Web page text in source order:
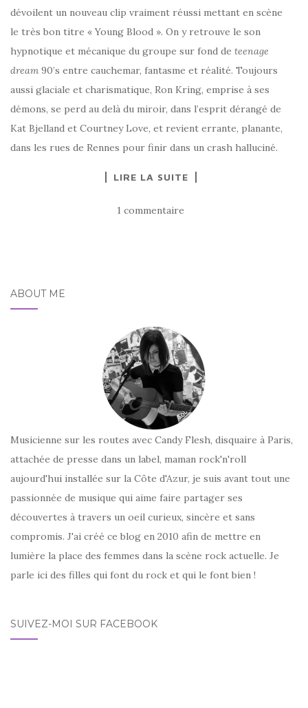
dévoilent un nouveau clip vraiment réussi mettant en scène
le très bon titre « Young Blood ». On y retrouve le son
hypnotique et mécanique du groupe sur fond de teenage
dream 90’s entre cauchemar, fantasme et réalité. Toujours
aussi glaciale et charismatique, Ron Kring, emprise à ses
démons, se perd au delà du miroir, dans l’esprit dérangé de
Kat Bjelland et Courtney Love, et revient errante, planante,
dans les rues de Rennes pour finir dans un crash halluciné.
LIRE LA SUITE
1 commentaire
ABOUT ME
Musicienne sur les routes avec Candy Flesh, disquaire à Paris,
attachée de presse dans un label, maman rock'n'roll
aujourd'hui installée sur la Côte d'Azur, je suis avant tout une
passionnée de musique qui aime faire partager ses
découvertes à travers un oeil curieux, sincère et sans
compromis. J'ai créé ce blog en 2010 afin de mettre en
lumière la place des femmes dans la scène rock actuelle. Je
parle ici des filles qui font du rock et qui le font bien !
SUIVEZ-MOI SUR FACEBOOK